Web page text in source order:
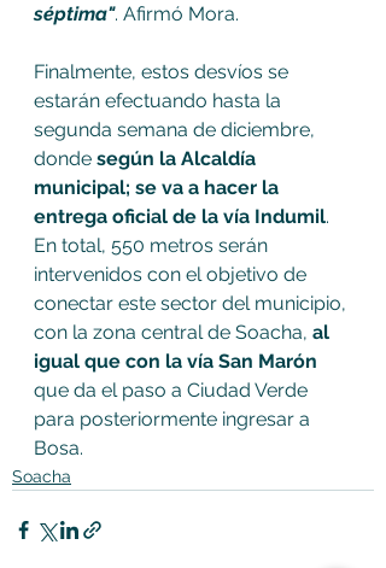
séptima". Afirmó Mora.
Finalmente, estos desvíos se
estarán efectuando hasta la
segunda semana de diciembre,
donde según la Alcaldía
municipal; se va a hacer la
entrega oficial de la vía Indumil.
En total, 550 metros serán
intervenidos con el objetivo de
conectar este sector del municipio,
con la zona central de Soacha, al
igual que con la vía San Marón
que da el paso a Ciudad Verde
para posteriormente ingresar a
Bosa.
Soacha